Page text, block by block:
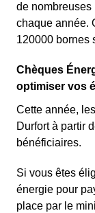
de
chaque année.
120000 bornes
Chèques
optimiser vos
Cette année,
Durfort à partir
bénéficiaires.
Si vous êtes
énergie pour
place par le